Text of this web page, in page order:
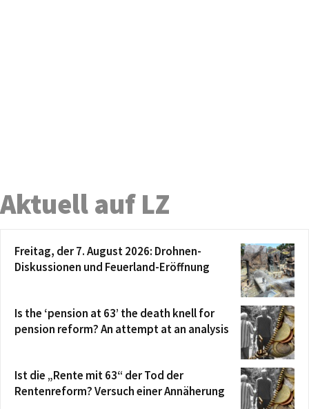
Aktuell auf LZ
Freitag, der 7. August 2026: Drohnen-
Diskussionen und Feuerland-Eröffnung
Is the ‘pension at 63’ the death knell for
pension reform? An attempt at an analysis
Ist die „Rente mit 63“ der Tod der
Rentenreform? Versuch einer Annäherung